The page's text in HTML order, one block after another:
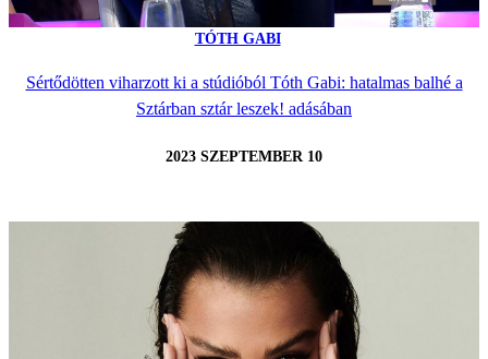
TÓTH GABI
Sértődötten viharzott ki a stúdióból Tóth Gabi: hatalmas balhé a
Sztárban sztár leszek! adásában
2023 SZEPTEMBER 10